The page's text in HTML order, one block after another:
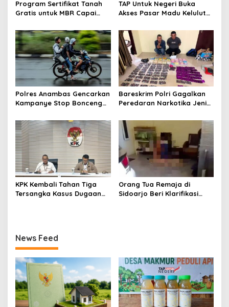
Program Sertifikat Tanah
Gratis untuk MBR Capai
Dokumen Rampung dalam
Sebulan
TAP Untuk Negeri Buka
Akses Pasar Madu Kelulut
Lokal Makin Dikenal
Polres Anambas Gencarkan
Kampanye Stop Bonceng
Keselamatan Pengendara
di Jalan
Bareskrim Polri Gagalkan
Peredaran Narkotika Jenis
Pekanbaru, Dua Orang
Ditangkap
KPK Kembali Tahan Tiga
Tersangka Kasus Dugaan
Orang Tua Remaja di
Sidoarjo Beri Klarifikasi
News Feed